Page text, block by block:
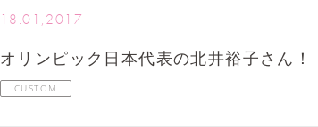
18.01,2017
オリンピック日本代表の北井裕子さん！
CUSTOM